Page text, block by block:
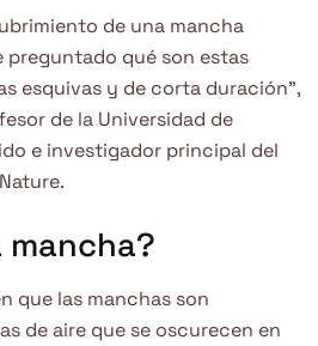
de una mancha
preguntado qué son estas
esquivas y de corta duración”,
de la Universidad de
e investigador principal del
mancha?
que las manchas son
de aire que se oscurecen en